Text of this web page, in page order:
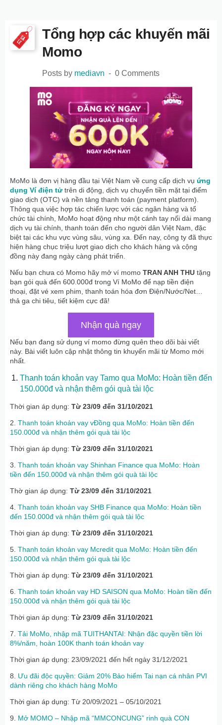
Tổng hợp các khuyến mãi
Momo
Posts by mediavn 0 Comments
MoMo là đơn vị hàng đầu tại Việt Nam về cung cấp dịch vụ ứng
dụng Ví điện tử trên di động, dịch vụ chuyển tiền mặt tại điểm
giao dịch (OTC) và nền tảng thanh toán (payment platform).
Thông qua việc hợp tác chiến lược với các ngân hàng và tổ
chức tài chính, MoMo hoạt động như một cánh tay nối dài mang
dịch vụ tài chính, thanh toán đến cho người dân Việt Nam, đặc
biệt tại các khu vực vùng sâu, vùng xa. Đến nay, công ty đã thực
hiện hàng chục triệu lượt giao dịch cho khách hàng và cộng
đồng này đang ngày càng phát triển.
Nếu bạn chưa có Momo hãy mở ví momo TRAN ANH THU tặng
bạn gói quà đến 600.000đ trong Ví MoMo để nạp tiền điện
thoại, đặt vé xem phim, thanh toán hóa đơn Điện/Nước/Net…
thả ga chi tiêu, tiết kiệm cực đã!
Nhận quà ngay
Nếu bạn đang sử dụng ví momo đừng quên theo dõi bài viết
này. Bài viết luôn cập nhật thông tin khuyến mãi từ Momo mới
nhất.
Thanh toán khoản vay Tamo qua MoMo: Hoàn tiền đến
150.000đ và nhận thêm gói quà tài lộc
Thời gian áp dụng: Từ 23/09 đến 31/10/2021
2. Thanh toán khoản vay vĐồng qua MoMo: Hoàn tiền đến
150.000đ và nhận thêm gói quà tài lộc
Thời gian áp dụng: Từ 23/09 đến 31/10/2021
3. Thanh toán khoản vay Shinhan Finance qua MoMo: Hoàn
tiền đến 150.000đ và nhận thêm gói quà tài lộc
Thờ gian áp dụng: Từ 23/09 đến 31/10/2021
4. Thanh toán khoản vay SHB Finance qua MoMo: Hoàn tiền
đến 150.000đ và nhận thêm gói quà tài lộc
Thời gian áp dụng: Từ 23/09 đến 31/10/2021
5. Thanh toán khoản vay Mcredit qua MoMo: Hoàn tiền đến
150.000đ và nhận thêm gói quà tài lộc
Thời gian áp dụng: Từ 23/09 đến 31/10/2021
6. Thanh toán khoản vay HD SAISON qua MoMo: Hoàn tiền đến
150.000đ và nhận thêm gói quà tài lộc
Thời gian áp dụng: Từ 23/09 đến 31/10/2021
7. Tải MoMo, nhập mã TUITHANTAI: Nhận đặc quyền tiền lời
8%/năm, hoàn 100K thanh toán khoản vay
Thời gian áp dụng: 23/09/2021 đến hết ngày 31/12/2021
8. Ưu đãi độc quyền: Giảm 20% Bảo hiểm Tai nạn cá nhân PVI
dành riêng cho khách hàng MoMo
Thời gian áp dụng: Từ 20/09/2021 – 05/10/2021
9. Mở MOMO – Nhập mã “MMCONCUNG” rinh quà CON